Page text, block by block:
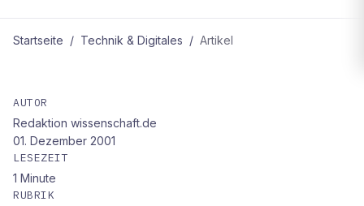
Startseite / Technik & Digitales / Artikel
Energie bei jeder Wetterlage
AUTOR
Redaktion wissenschaft.de
01. Dezember 2001
LESEZEIT
1 Minute
RUBRIK